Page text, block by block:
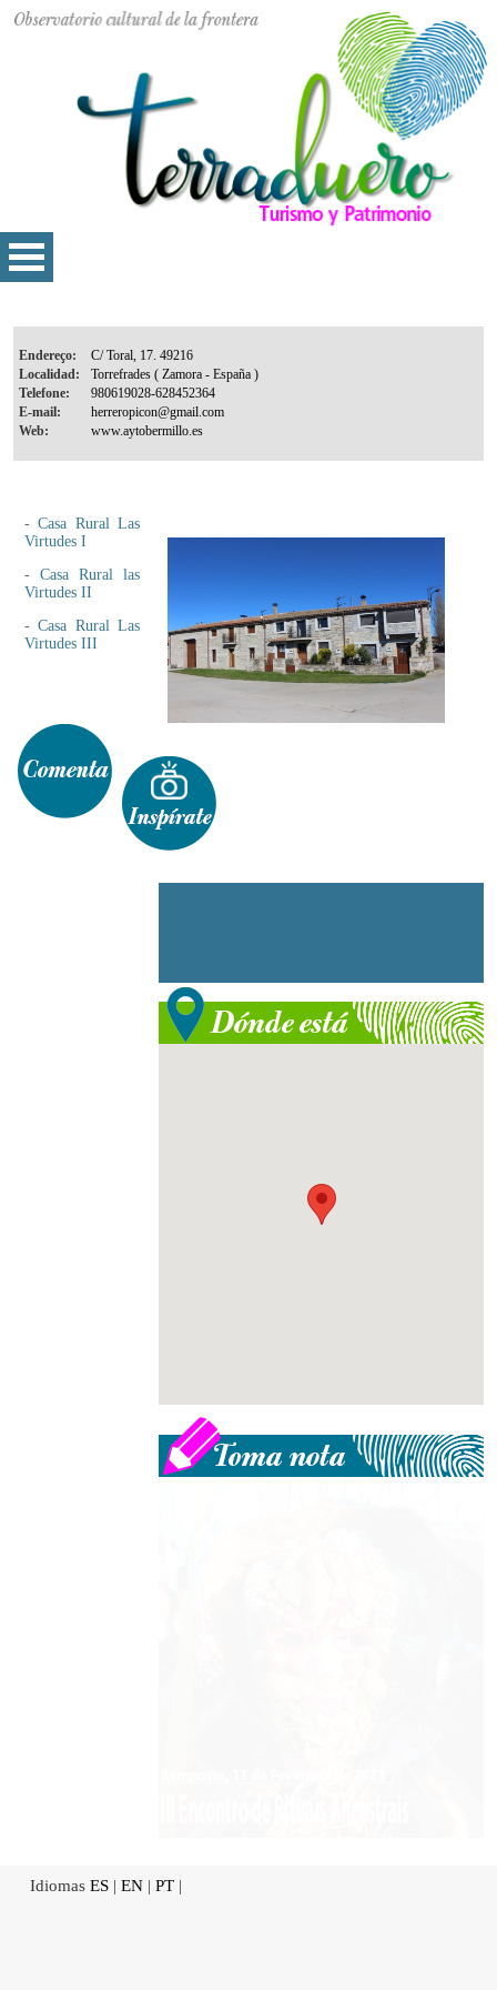
Endereço:
Localidad:
Telefone:
E-mail:
Web:
-Casa Rural Las
Virtudes I
- Casa Rural las
Virtudes II
-Casa Rural Las
Virtudes III
Idiomas ES | EN | PT |